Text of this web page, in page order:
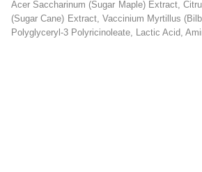
Acer Saccharinum (Sugar Maple) Extract,
(Sugar Cane) Extract, Vaccinium Myrtillus
Polyglyceryl-3 Polyricinoleate, Lactic Acid,